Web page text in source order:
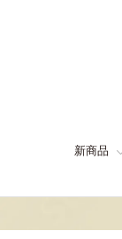
新商品